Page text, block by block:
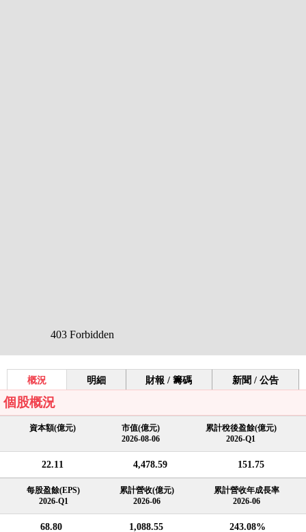
概況 明細 財報 / 籌碼 新聞 / 公告
個股概況
資本額(億元)
市值(億元)
2026-08-06
累計稅後盈餘(億元)
2026-Q1
22.11 4,478.59 151.75
每股盈餘(EPS)
2026-Q1
累計營收(億元)
2026-06
累計營收年成長率
2026-06
68.80 1,088.55 243.08%